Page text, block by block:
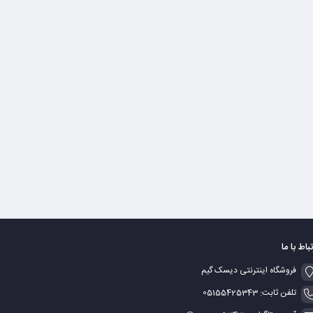
با ما
فروشگاه اینترنتی دیسک گیم
تلفن ثابت: 05155425343